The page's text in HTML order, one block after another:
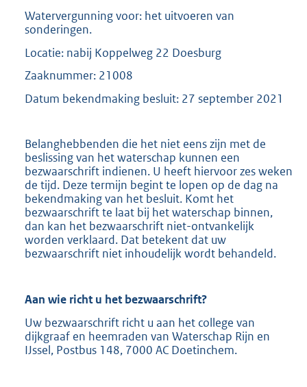
b
Watervergunning voor: het uitvoeren van
sonderingen.
Locatie: nabij Koppelweg 22 Doesburg
Zaaknummer: 21008
Datum bekendmaking besluit: 27 september 2021
Belanghebbenden die het niet eens zijn met de
beslissing van het waterschap kunnen een
bezwaarschrift indienen. U heeft hiervoor zes weken
de tijd. Deze termijn begint te lopen op de dag na
bekendmaking van het besluit. Komt het
bezwaarschrift te laat bij het waterschap binnen,
dan kan het bezwaarschrift niet-ontvankelijk
worden verklaard. Dat betekent dat uw
bezwaarschrift niet inhoudelijk wordt behandeld.
Aan wie richt u het bezwaarschrift?
Uw bezwaarschrift richt u aan het college van
dijkgraaf en heemraden van Waterschap Rijn en
IJssel, Postbus 148, 7000 AC Doetinchem.